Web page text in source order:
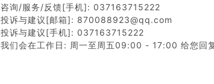
咨询/服务/反馈[手机]: 037163715222
投诉与建议[邮箱]: 870088923@qq.com
投诉与建议[手机]: 037163715222
我们会在工作日: 周一至周五09:00 - 17:00 给您回